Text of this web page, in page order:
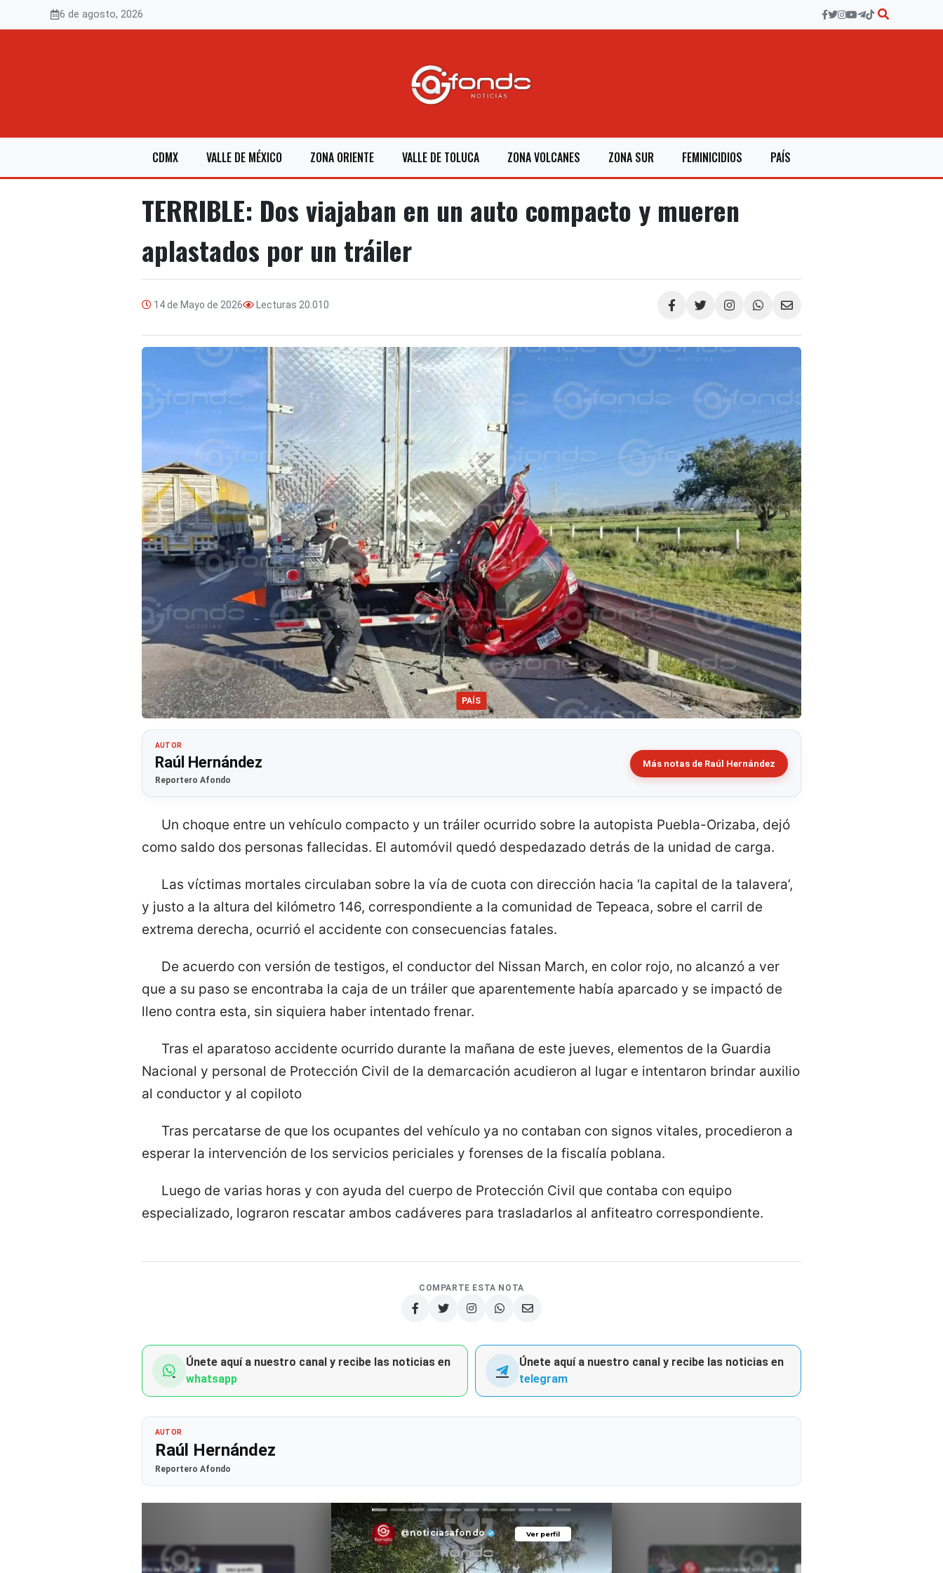
6 de agosto, 2026
CDMX VALLE DE MÉXICO ZONA ORIENTE VALLE DE TOLUCA ZONA VOLCANES ZONA SUR FEMINICIDIOS PAÍS
TERRIBLE: Dos viajaban en un auto compacto y mueren
aplastados por un tráiler
14 de Mayo de 2026 Lecturas 20.010
Compartir
PAÍS
AUTOR
Raúl Hernández
Reportero Afondo
Más notas de Raúl Hernández
Un choque entre un vehículo compacto y un tráiler ocurrido sobre la autopista Puebla-Orizaba, dejó
como saldo dos personas fallecidas. El automóvil quedó despedazado detrás de la unidad de carga.
Las víctimas mortales circulaban sobre la vía de cuota con dirección hacia ‘la capital de la talavera’,
y justo a la altura del kilómetro 146, correspondiente a la comunidad de Tepeaca, sobre el carril de
extrema derecha, ocurrió el accidente con consecuencias fatales.
De acuerdo con versión de testigos, el conductor del Nissan March, en color rojo, no alcanzó a ver
que a su paso se encontraba la caja de un tráiler que aparentemente había aparcado y se impactó de
lleno contra esta, sin siquiera haber intentado frenar.
Tras el aparatoso accidente ocurrido durante la mañana de este jueves, elementos de la Guardia
Nacional y personal de Protección Civil de la demarcación acudieron al lugar e intentaron brindar auxilio
al conductor y al copiloto
Tras percatarse de que los ocupantes del vehículo ya no contaban con signos vitales, procedieron a
esperar la intervención de los servicios periciales y forenses de la fiscalía poblana.
Luego de varias horas y con ayuda del cuerpo de Protección Civil que contaba con equipo
especializado, lograron rescatar ambos cadáveres para trasladarlos al anfiteatro correspondiente.
COMPARTE ESTA NOTA
Únete aquí a nuestro canal y recibe las noticias en
whatsapp
Únete aquí a nuestro canal y recibe las noticias en
telegram
AUTOR
Raúl Hernández
Reportero Afondo
Ver perfil
@noticiasafondo Ver perfil
@noticiasafondo
Ver perfil
@noticiasafondo Ver perfil